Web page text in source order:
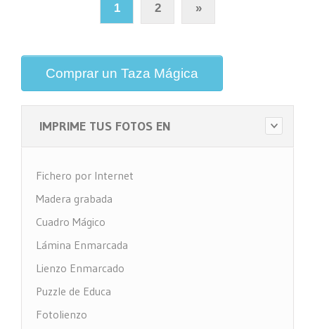
1 2 »
Comprar un Taza Mágica
IMPRIME TUS FOTOS EN
Fichero por Internet
Madera grabada
Cuadro Mágico
Lámina Enmarcada
Lienzo Enmarcado
Puzzle de Educa
Fotolienzo